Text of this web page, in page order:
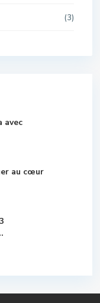
(3)
avec
au cœur